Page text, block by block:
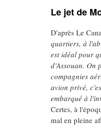
Le jet de
D'après Le
quartiers, à
est idéal pour
d'Assouan. On
compagnies
avion privé,
embarqué à
Certes, à
mal en pleine